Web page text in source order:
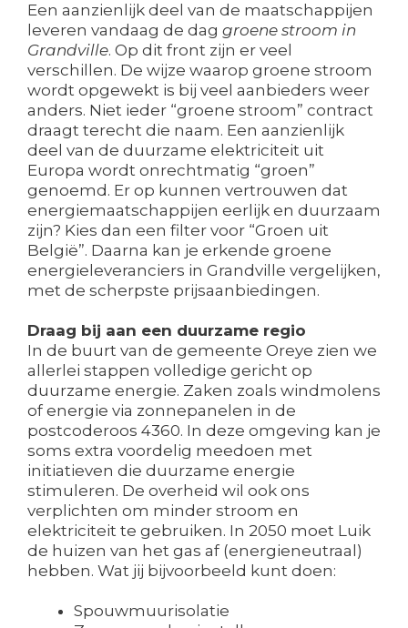
Een aanzienlijk deel van de maatschappijen
leveren vandaag de dag groene stroom in
Grandville. Op dit front zijn er veel
verschillen. De wijze waarop groene stroom
wordt opgewekt is bij veel aanbieders weer
anders. Niet ieder “groene stroom” contract
draagt terecht die naam. Een aanzienlijk
deel van de duurzame elektriciteit uit
Europa wordt onrechtmatig “groen”
genoemd. Er op kunnen vertrouwen dat
energiemaatschappijen eerlijk en duurzaam
zijn? Kies dan een filter voor “Groen uit
België”. Daarna kan je erkende groene
energieleveranciers in Grandville vergelijken,
met de scherpste prijsaanbiedingen.
Draag bij aan een duurzame regio
In de buurt van de gemeente Oreye zien we
allerlei stappen volledige gericht op
duurzame energie. Zaken zoals windmolens
of energie via zonnepanelen in de
postcoderoos 4360. In deze omgeving kan je
soms extra voordelig meedoen met
initiatieven die duurzame energie
stimuleren. De overheid wil ook ons
verplichten om minder stroom en
elektriciteit te gebruiken. In 2050 moet Luik
de huizen van het gas af (energieneutraal)
hebben. Wat jij bijvoorbeeld kunt doen:
Spouwmuurisolatie